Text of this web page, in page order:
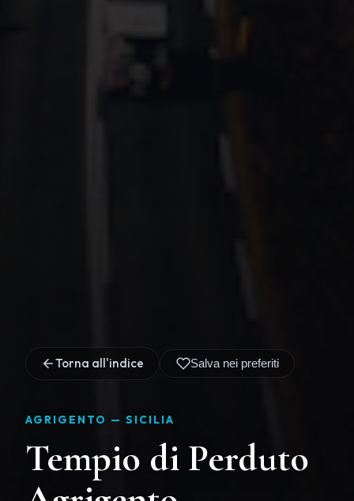
Torna all'indice Salva nei preferiti
AGRIGENTO — SICILIA
Tempio di Perduto